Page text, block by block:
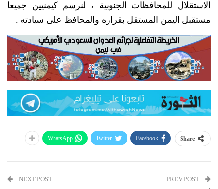
الاستقلال للمحافظات الجنوبية ، لنرسم كيمنيين جميعا
مستقبل اليمن المستقل بقراره والمحافظ على سيادته .
Share
Facebook
Twitter
WhatsApp
NEXT POST